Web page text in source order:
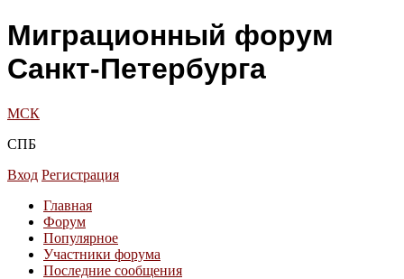
Миграционный форум
Санкт-Петербурга
МСК
СПБ
Вход Регистрация
Главная
Форум
Популярное
Участники форума
Последние сообщения